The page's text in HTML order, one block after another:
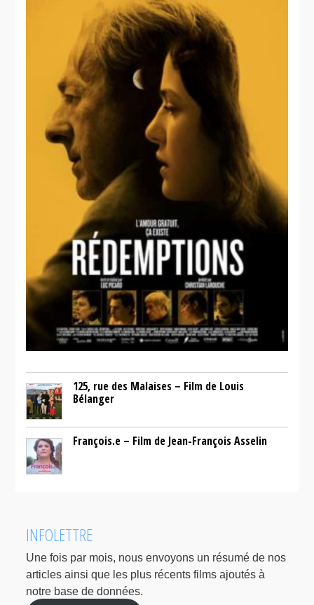
125, rue des Malaises – Film de Louis
Bélanger
François.e – Film de Jean-François Asselin
INFOLETTRE
Une fois par mois, nous envoyons un résumé de nos
articles ainsi que les plus récents films ajoutés à
notre base de données.